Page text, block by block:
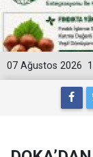
07 Ağustos 2026